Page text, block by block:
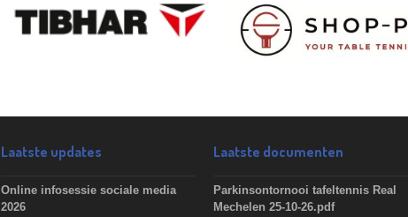
Laatste updates
Online infosessie sociale media
2026
Laatste documenten
Parkinsontornooi tafeltennis Real
Mechelen 25-10-26.pdf